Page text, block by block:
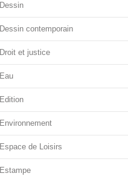
Dessin
Dessin contemporain
Droit et justice
Eau
Edition
Environnement
Espace de Loisirs
Estampe